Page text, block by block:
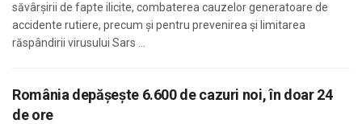
săvârșirii de fapte ilicite, combaterea cauzelor generatoare de
accidente rutiere, precum și pentru prevenirea și limitarea
răspândirii virusului Sars ...
România depășește 6.600 de cazuri noi, în doar 24
de ore